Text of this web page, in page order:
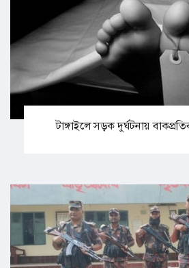
টাঙ্গাইলে সড়ক দুর্ঘটনায়